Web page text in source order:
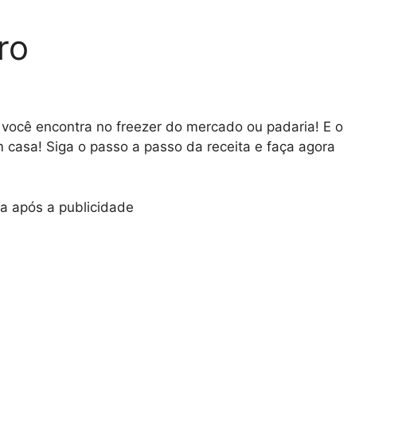
encontra no freezer do mercado ou padaria! E o
Siga o passo a passo da receita e faça agora
após a publicidade